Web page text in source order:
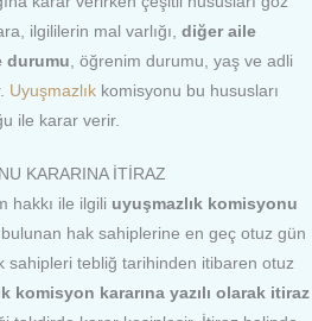
ilgililerin mal varlığı, diğer aile
durumu , öğrenim durumu, yaş ve adli
Uyuşmazlık komisyonu bu hususları
ile karar verir.
KARARINA İTİRAZ
hakkı ile ilgili uyuşmazlık komisyonu
hak sahiplerine en geç otuz gün
sahipleri tebliğ tarihinden itibaren otuz
komisyon kararına yazılı olarak itiraz